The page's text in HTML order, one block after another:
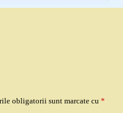
obligatorii sunt marcate cu*